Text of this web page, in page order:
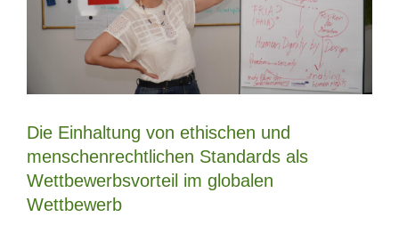
Die Einhaltung von ethischen und
menschenrechtlichen Standards als
Wettbewerbsvorteil im globalen
Wettbewerb